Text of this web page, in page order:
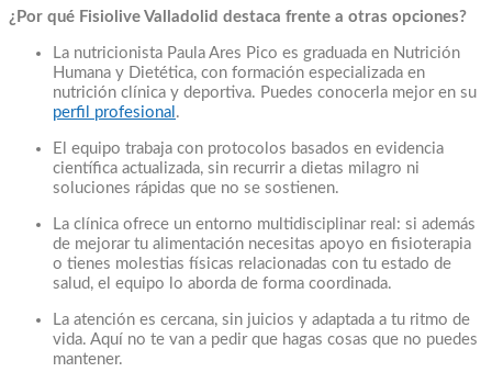
¿Por qué Fisiolive Valladolid destaca frente a otras opciones?
La nutricionista Paula Ares Pico es graduada en Nutrición
Humana y Dietética, con formación especializada en
nutrición clínica y deportiva. Puedes conocerla mejor en su
perfil profesional .
El equipo trabaja con protocolos basados en evidencia
científica actualizada, sin recurrir a dietas milagro ni
soluciones rápidas que no se sostienen.
La clínica ofrece un entorno multidisciplinar real: si además
de mejorar tu alimentación necesitas apoyo en fisioterapia
o tienes molestias físicas relacionadas con tu estado de
salud, el equipo lo aborda de forma coordinada.
La atención es cercana, sin juicios y adaptada a tu ritmo de
vida. Aquí no te van a pedir que hagas cosas que no puedes
mantener.